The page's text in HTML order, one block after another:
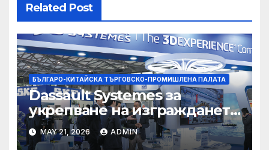
Related Post
БЪЛГАРО-КИТАЙСКА ТЪРГОВСКО-ПРОМИШЛЕНА ПАЛАТА
Dassault Systemes за
укрепване на изграждането
на AI екосистема в Китай
MAY 21, 2026 ADMIN